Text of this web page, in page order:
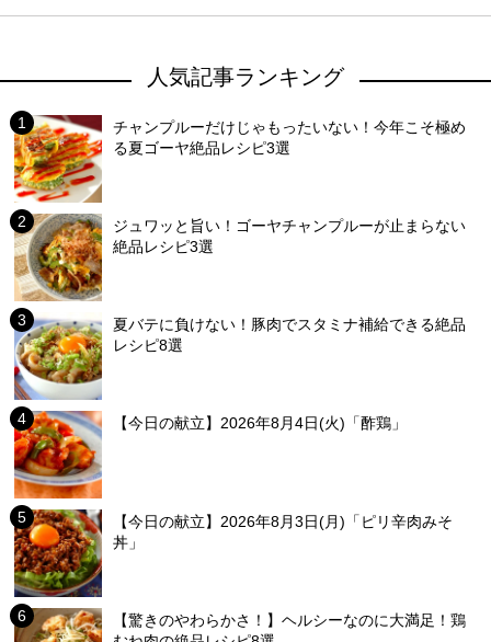
人気記事ランキング
チャンプルーだけじゃもったいない！今年こそ極め
る夏ゴーヤ絶品レシピ3選
ジュワッと旨い！ゴーヤチャンプルーが止まらない
絶品レシピ3選
夏バテに負けない！豚肉でスタミナ補給できる絶品
レシピ8選
【今日の献立】2026年8月4日(火)「酢鶏」
【今日の献立】2026年8月3日(月)「ピリ辛肉みそ
丼」
【驚きのやわらかさ！】ヘルシーなのに大満足！鶏